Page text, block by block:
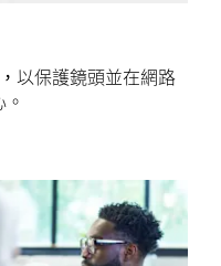
以保護鏡頭並在網路